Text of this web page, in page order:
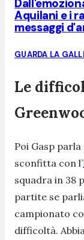
Aquilani e i
messaggi
GUARDA LA
Le
Poi Gasp
sconfitta con l’
squadra in 38
partite se
campionato
difficoltà.